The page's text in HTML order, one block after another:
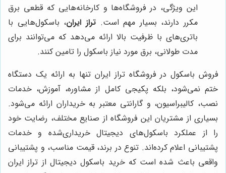
این ویژگی، در فروشگاه‌ها و کارخانه‌هایی که قطعی برق
مکرر دارند، بسیار مهم است.تراز ایران، باسکول‌هایی با
باتری‌های با ظرفیت بالا ارائه می‌دهد که می‌توانند برای
مدت طولانی، برق مورد نیاز باسکول را تامین کنند.
فروش باسکول در فروشگاه تراز ایران تنها به ارائه یک دستگاه
ختم نمی‌شود، بلکه پکیجی کامل از مشاوره، آموزش، خدمات
نصب، کالیبراسیون، و گارانتی معتبر به خریداران ارائه می‌شود.
بسیاری از مشتریان این فروشگاه از صنایع مختلف، رضایت خود
را از عملکرد باسکول‌های دیجیتال خریداری‌شده و خدمات
پشتیبانی اعلام کرده‌اند. تنوع در برند، قیمت مناسب، و پشتیبانی
واقعی باعث شده است که خرید باسکول دیجیتال از تراز ایران